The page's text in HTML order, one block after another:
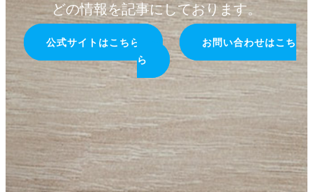
どの情報を記事にしております。
公式サイトはこちら
お問い合わせはこち
ら